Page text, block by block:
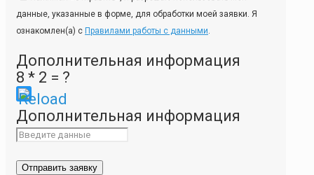
данные, указанные в форме, для обработки моей заявки. Я
ознакомлен(а) с Правилами работы с данными.
Дополнительная информация
8 * 2 = ?
Please
enter
characters
Дополнительная информация